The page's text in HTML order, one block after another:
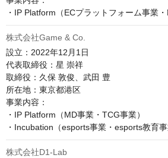
株式会社Game & Co.
設立：2022年12月1日
代表取締役：星 崇祥
取締役：久保 敦俊、武田 豊
所在地：東京都港区
事業内容：
・IP Platform（MD事業・TCG事業）
株式会社D1-Lab